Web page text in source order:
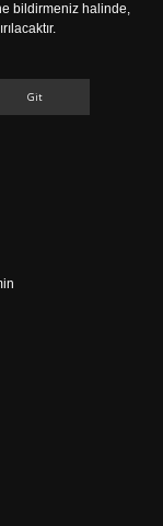
bildirmeniz halinde,